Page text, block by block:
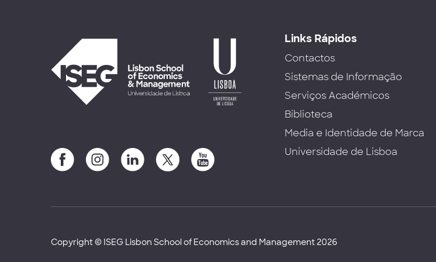
Links Rápidos
Contactos
Sistemas de Informação
Serviços Académicos
Biblioteca
Media e Identidade de Marca
Universidade de Lisboa
Copyright © ISEG Lisbon School of Economics and Management 2026